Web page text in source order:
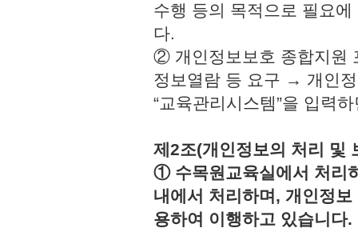
수행 등의 목적으로 필요
다.
② 개인정보보호 종합지원
정보열람 등 요구 → 개인
“교육관리시스템”을 입력
제2조(개인정보의 처리 및
① 수목원교육실에서 처리
내에서 처리하며, 개인정
용하여 이행하고 있습니다.